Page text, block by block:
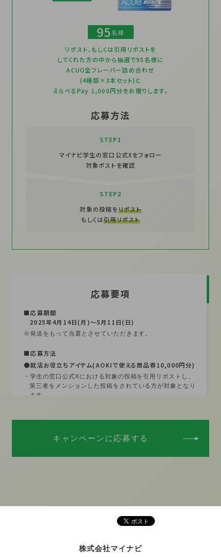
95名様
リポスト、もしくは引用リポストを
してくれた方の中から抽選で95名様に
ACUO全フレーバー詰め合わせ
(4種類×3本セット)と
えらべるPay 1,000円分をお贈りします。
応募方法
STEP1
マイナビ学生の窓口公式Xをフォロー
対象ポストを確認
STEP2
対象の投稿をリポスト
もしくは引用リポスト
応募要項
■応募期間
2025年4月14日(月)～5月11日(日)
※発送をもって当選とさせていただきます。
■応募方法
●就活お役立ちアイテム(AOKIで使える商品券10,000円分)
・学生の窓口公式Xにおける対象の投稿を引用リポストし、
第三者をメンションした投稿をされている方が対象となり
ます。
応募は無効とさせていただくことがあります。
・複数のアカウントを使い同一人物が応募した場合は当選資
は引用リポストされている方が対象となります。
とさせていただくことがあります。
キャンペーンに応募する
株式会社マイナビ